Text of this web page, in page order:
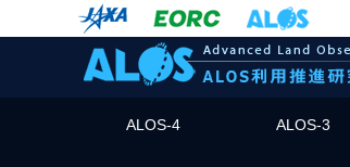
ALOS-4 ALOS-3